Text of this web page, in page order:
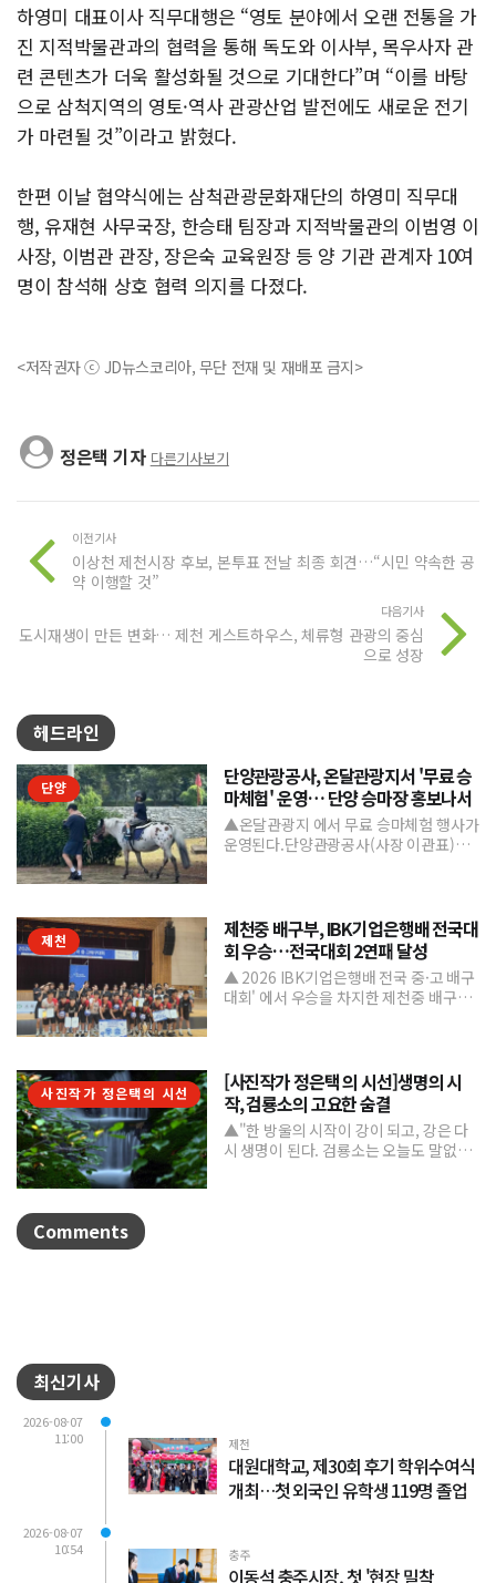
하영미 대표이사 직무대행은 “영토 분야에서 오랜 전통을 가
진 지적박물관과의 협력을 통해 독도와 이사부, 목우사자 관
련 콘텐츠가 더욱 활성화될 것으로 기대한다”며 “이를 바탕
으로 삼척지역의 영토·역사 관광산업 발전에도 새로운 전기
가 마련될 것”이라고 밝혔다.
한편 이날 협약식에는 삼척관광문화재단의 하영미 직무대
행, 유재현 사무국장, 한승태 팀장과 지적박물관의 이범영 이
사장, 이범관 관장, 장은숙 교육원장 등 양 기관 관계자 10여
명이 참석해 상호 협력 의지를 다졌다.
<저작권자 ⓒ JD뉴스코리아, 무단 전재 및 재배포 금지>
정은택 기자 다른기사보기
이전기사
이상천 제천시장 후보, 본투표 전날 최종 회견…“시민 약속한 공
약 이행할 것”
다음기사
도시재생이 만든 변화… 제천 게스트하우스, 체류형 관광의 중심
으로 성장
헤드라인
단양
단양관광공사, 온달관광지서 '무료 승
마체험' 운영… 단양 승마장 홍보나서
▲온달관광지 에서 무료 승마체험 행사가
운영된다.단양관광공사(사장 이관표)가
제천
제천중 배구부, IBK기업은행배 전국대
회 우승…전국대회 2연패 달성
▲ 2026 IBK기업은행배 전국 중·고 배구
대회' 에서 우승을 차지한 제천중 배구부.
사진작가 정은택의 시선
[사진작가 정은택 의 시선]생명의 시
작, 검룡소의 고요한 숨결
▲"한 방울의 시작이 강이 되고, 강은 다
시 생명이 된다. 검룡소는 오늘도 말없이
Comments
최신기사
2026-08-07
11:00
제천
대원대학교, 제30회 후기 학위수여식
개최…첫 외국인 유학생 119명 졸업
2026-08-07
10:54
충주
이동석 충주시장, 첫 '현장 밀착